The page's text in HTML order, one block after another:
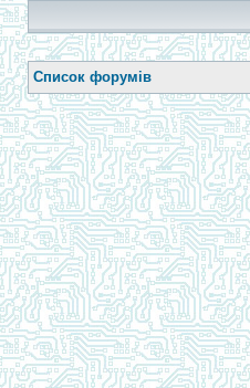
Список форумів